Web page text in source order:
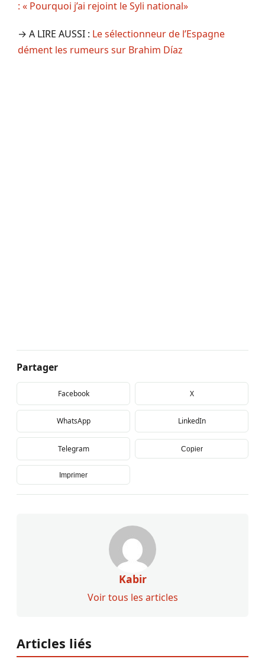
: « Pourquoi j’ai rejoint le Syli national»
→ A LIRE AUSSI : Le sélectionneur de l’Espagne
dément les rumeurs sur Brahim Díaz
Partager
Facebook X
WhatsApp LinkedIn
Telegram Copier
Imprimer
Kabir
Voir tous les articles
Articles liés